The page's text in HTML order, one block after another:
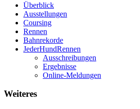
Überblick
Ausstellungen
Coursing
Rennen
Bahnrekorde
JederHundRennen
Ausschreibungen
Ergebnisse
Online-Meldungen
Weiteres